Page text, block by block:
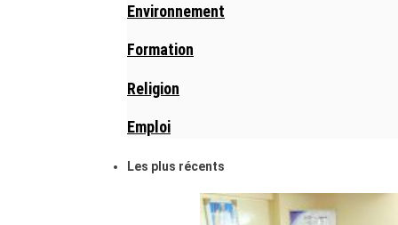
Environnement
Formation
Religion
Emploi
Les plus récents